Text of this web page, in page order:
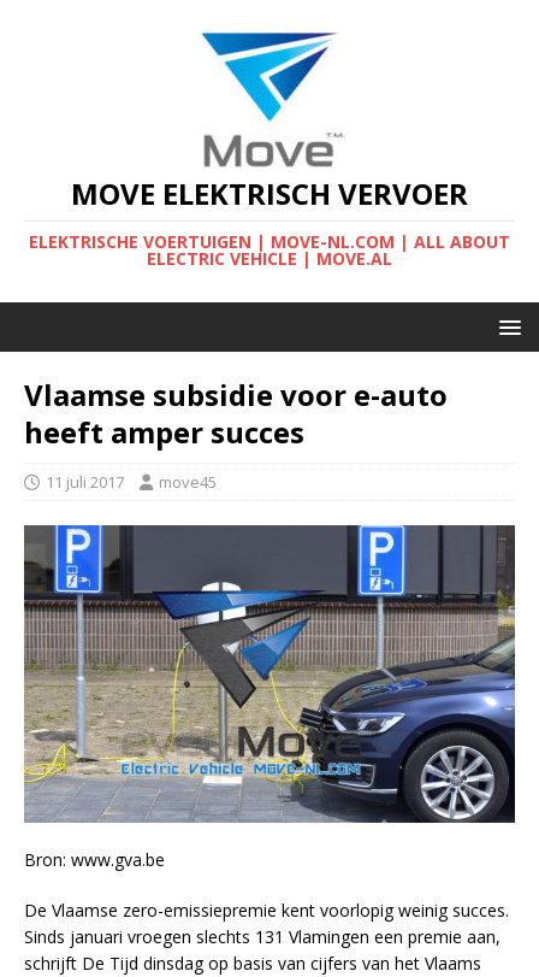
MOVE ELEKTRISCH VERVOER
ELEKTRISCHE VOERTUIGEN | MOVE-NL.COM | ALL ABOUT
ELECTRIC VEHICLE | MOVE.AL
Vlaamse subsidie voor e-auto
heeft amper succes
11 juli 2017 move45
Bron: www.gva.be
De Vlaamse zero-emissiepremie kent voorlopig weinig succes.
Sinds januari vroegen slechts 131 Vlamingen een premie aan,
schrijft De Tijd dinsdag op basis van cijfers van het Vlaams